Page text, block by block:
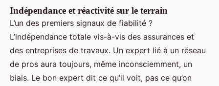
Indépendance et réactivité sur le terrain
L’un des premiers signaux de fiabilité ?
L’indépendance totale vis-à-vis des assurances et
des entreprises de travaux. Un expert lié à un réseau
de pros aura toujours, même inconsciemment, un
biais. Le bon expert dit ce qu’il voit, pas ce qu’on